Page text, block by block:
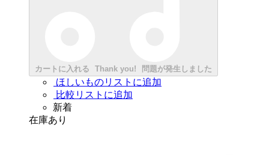
カートに入れる Thank you! 問題が発生しました
ほしいものリストに追加
比較リストに追加
新着
在庫あり